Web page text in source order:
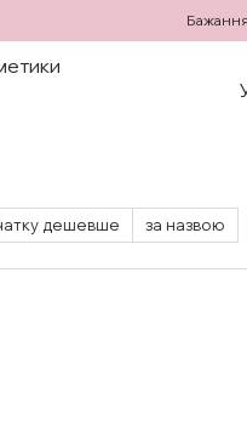
Бажання
дешевше за назвою